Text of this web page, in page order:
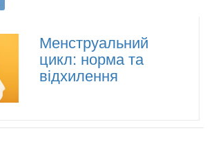
Менструальний
цикл: норма та
відхилення